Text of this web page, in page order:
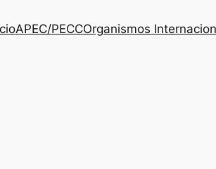
APEC/PECCOrganismos